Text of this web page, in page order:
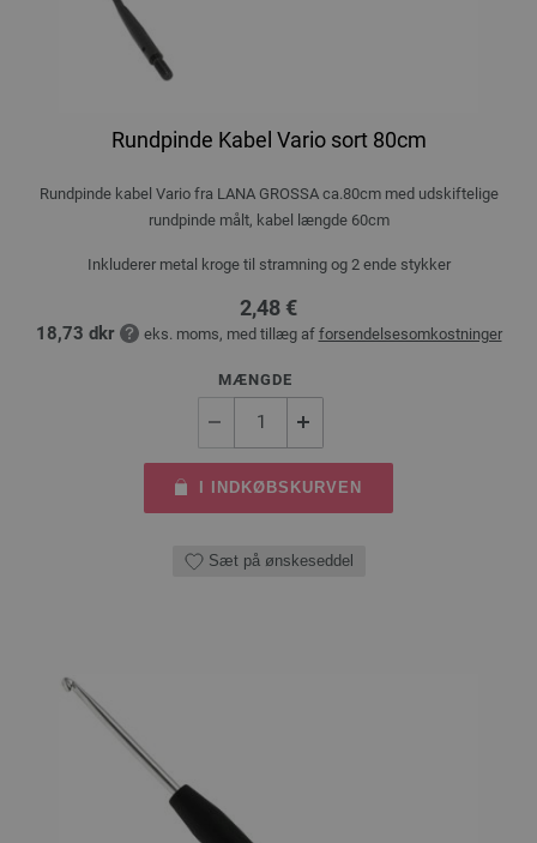
Rundpinde Kabel Vario sort 80cm
Rundpinde kabel Vario fra LANA GROSSA ca.80cm med udskiftelige
rundpinde målt, kabel længde 60cm
Inkluderer metal kroge til stramning og 2 ende stykker
2,48 €
18,73 dkr eks. moms, med tillæg af forsendelsesomkostninger
MÆNGDE
I INDKØBSKURVEN
Sæt på ønskeseddel